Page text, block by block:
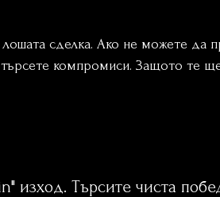
сделка. Ако не можете да
компромиси. Защото те
изход. Търсите чиста